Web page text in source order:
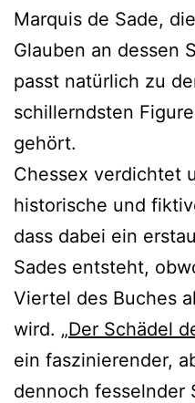
Marquis de Sade,
Glauben an dessen
passt natürlich zu
schillerndsten
gehört.
Chessex verdichtet
historische und
dass dabei ein
Sades entsteht,
Viertel des Buches
wird. „Der Schädel
ein faszinierender,
dennoch fesselnder